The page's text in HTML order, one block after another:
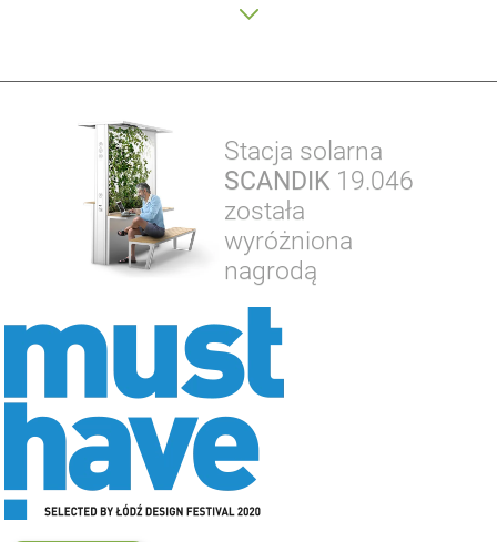
Stacja solarna
SCANDIK 19.046
została
wyróżniona
nagrodą